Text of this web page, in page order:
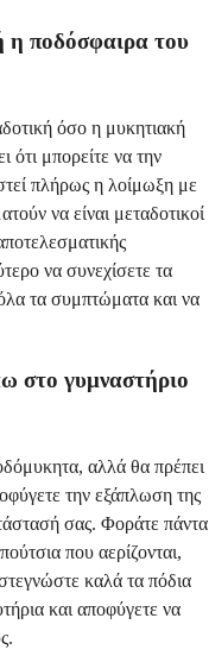
η ποδόσφαιρα του
όσο η μυκητιακή
ότι μπορείτε να την
πλήρως η λοίμωξη με
να είναι μεταδοτικοί
να συνεχίσετε τα
τα συμπτώματα και να
στο γυμναστήριο
αλλά θα πρέπει
την εξάπλωση της
σας. Φοράτε πάντα
που αερίζονται,
καλά τα πόδια
και αποφύγετε να